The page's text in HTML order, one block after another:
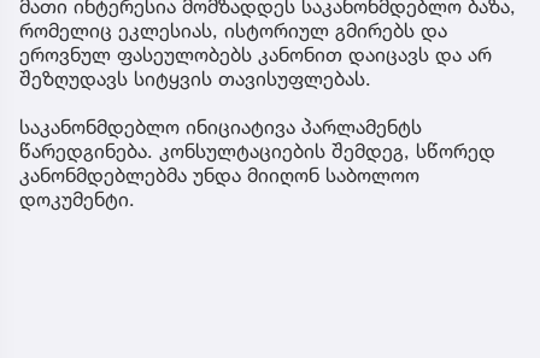
მათი ინტერესია მომზადდეს საკანონმდებლო ბაზა,
რომელიც ეკლესიას, ისტორიულ გმირებს და
ეროვნულ ფასეულობებს კანონით დაიცავს და არ
შეზღუდავს სიტყვის თავისუფლებას.
საკანონმდებლო ინიციატივა პარლამენტს
წარედგინება. კონსულტაციების შემდეგ, სწორედ
კანონმდებლებმა უნდა მიიღონ საბოლოო
დოკუმენტი.